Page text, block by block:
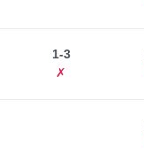
1-3
✗